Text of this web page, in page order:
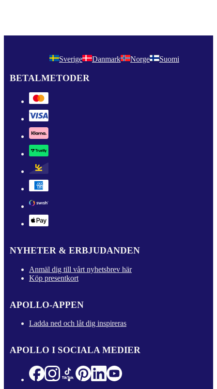
Sverige Danmark Norge Suomi
BETALMETODER
NYHETER & ERBJUDANDEN
Anmäl dig till vårt nyhetsbrev här
Köp presentkort
APOLLO-APPEN
Ladda ned och låt dig inspireras
APOLLO I SOCIALA MEDIER